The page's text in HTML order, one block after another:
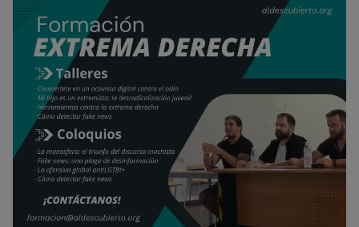
No dar mi información personal
Opciones de cookies Aceptar cookies
Rechazar cookies Política de cookies